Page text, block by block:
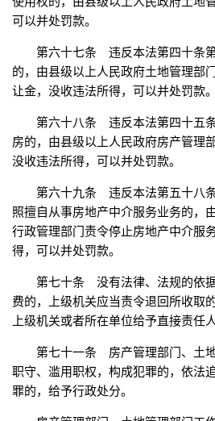
可以并处罚款。
第六十七条 违反本法第四十条
的，由县级以上人民政府土地管理部
让金，没收违法所得，可以并处罚款。
第六十八条 违反本法第四十五
房的，由县级以上人民政府房产管理
没收违法所得，可以并处罚款。
第六十九条 违反本法第五十八
照擅自从事房地产中介服务业务的，
行政管理部门责令停止房地产中介服
得，可以并处罚款。
第七十条 没有法律、法规的依
费的，上级机关应当责令退回所收取
上级机关或者所在单位给予直接责任
第七十一条 房产管理部门、土
职守、滥用职权，构成犯罪的，依法
罪的，给予行政处分。